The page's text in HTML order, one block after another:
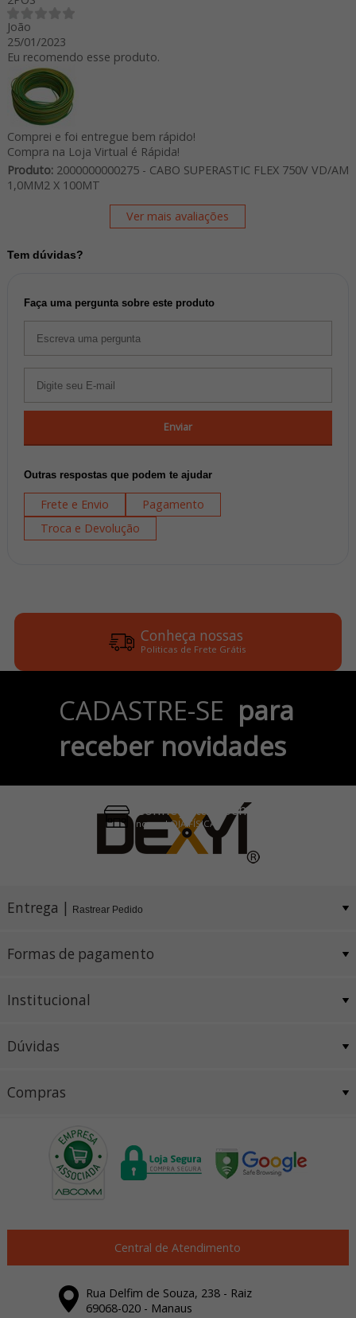
João
25/01/2023
Eu recomendo esse produto.
Comprei e foi entregue bem rápido!
Compra na Loja Virtual é Rápida!
Produto:2000000000275 - CABO SUPERASTIC FLEX 750V VD/AM
1,0MM2 X 100MT
Ver mais avaliações
Tem dúvidas?
Faça uma pergunta sobre este produto
Enviar
Outras respostas que podem te ajudar
Frete e Envio
Pagamento
Troca e Devolução
Conheça nossas
Politicas de Frete Grátis
no Cartão de Crédito
Pix e Boleto
Conheça também
nossa LOJA FÍSICA
CADASTRE-SE para
receber novidades
Entrega | Rastrear Pedido
Formas de pagamento
Institucional
Dúvidas
Compras
Central de Atendimento
Rua Delfim de Souza, 238 - Raiz
69068-020 - Manaus